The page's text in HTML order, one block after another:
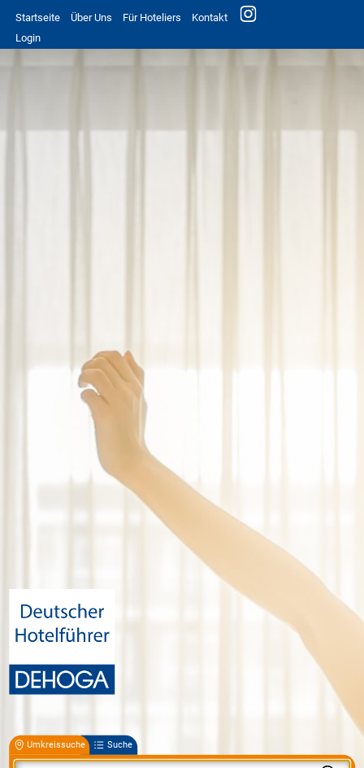
Startseite Über Uns Für Hoteliers
Kontakt
Login
Umkreissuche Suche